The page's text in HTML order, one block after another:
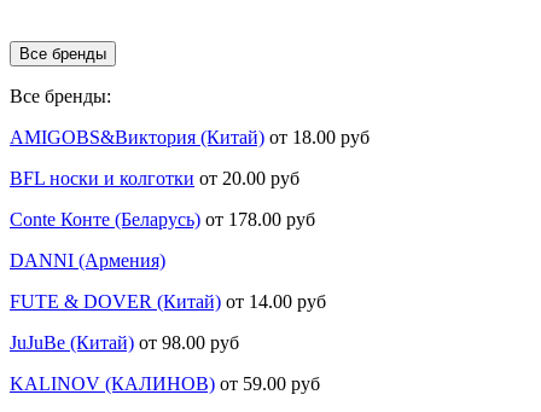
Все бренды
Все бренды:
AMIGOBS&Виктория (Китай) от 18.00 руб
BFL носки и колготки от 20.00 руб
Conte Конте (Беларусь) от 178.00 руб
DANNI (Армения)
FUTE & DOVER (Китай) от 14.00 руб
JuJuBe (Китай) от 98.00 руб
KALINOV (КАЛИНОВ) от 59.00 руб